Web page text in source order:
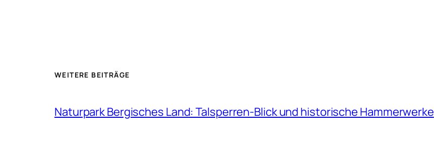
WEITERE BEITRÄGE
Naturpark Bergisches Land: Talsperren-Blick und historische Hammerwerke